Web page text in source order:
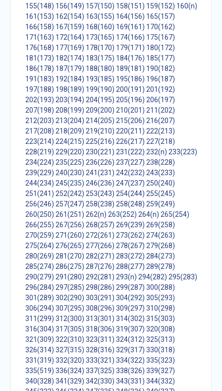
155(148) 156(149) 157(150) 158(151) 159(152) 160(n)
161(153) 162(154) 163(155) 164(156) 165(157)
166(158) 167(159) 168(160) 169(161) 170(162)
171(163) 172(164) 173(165) 174(166) 175(167)
176(168) 177(169) 178(170) 179(171) 180(172)
181(173) 182(174) 183(175) 184(176) 185(177)
186(178) 187(179) 188(180) 189(181) 190(182)
191(183) 192(184) 193(185) 195(186) 196(187)
197(188) 198(189) 199(190) 200(191) 201(192)
202(193) 203(194) 204(195) 205(196) 206(197)
207(198) 208(199) 209(200) 210(201) 211(202)
212(203) 213(204) 214(205) 215(206) 216(207)
217(208) 218(209) 219(210) 220(211) 222(213)
223(214) 224(215) 225(216) 226(217) 227(218)
228(219) 229(220) 230(221) 231(222) 232(n) 233(223)
234(224) 235(225) 236(226) 237(227) 238(228)
239(229) 240(230) 241(231) 242(232) 243(233)
244(234) 245(235) 246(236) 247(237) 250(240)
251(241) 252(242) 253(243) 254(244) 255(245)
256(246) 257(247) 258(238) 258(248) 259(249)
260(250) 261(251) 262(n) 263(252) 264(n) 265(254)
266(255) 267(256) 268(257) 269(239) 269(258)
270(259) 271(260) 272(261) 273(262) 274(263)
275(264) 276(265) 277(266) 278(267) 279(268)
280(269) 281(270) 282(271) 283(272) 284(273)
285(274) 286(275) 287(276) 288(277) 289(278)
290(279) 291(280) 292(281) 293(n) 294(282) 295(283)
296(284) 297(285) 298(286) 299(287) 300(288)
301(289) 302(290) 303(291) 304(292) 305(293)
306(294) 307(295) 308(296) 309(297) 310(298)
311(299) 312(300) 313(301) 314(302) 315(303)
316(304) 317(305) 318(306) 319(307) 320(308)
321(309) 322(310) 323(311) 324(312) 325(313)
326(314) 327(315) 328(316) 329(317) 330(318)
331(319) 332(320) 333(321) 334(322) 335(323)
335(519) 336(324) 337(325) 338(326) 339(327)
340(328) 341(329) 342(330) 343(331) 344(332)